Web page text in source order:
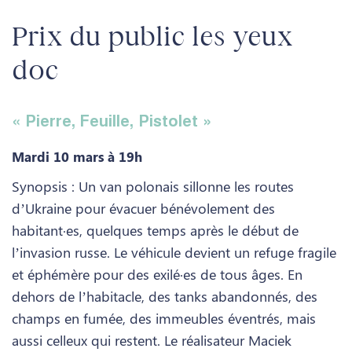
Prix du public les yeux
doc
« Pierre, Feuille, Pistolet »
Mardi 10 mars à 19h
Synopsis : Un van polonais sillonne les routes
d’Ukraine pour évacuer bénévolement des
habitant·es, quelques temps après le début de
l’invasion russe. Le véhicule devient un refuge fragile
et éphémère pour des exilé·es de tous âges. En
dehors de l’habitacle, des tanks abandonnés, des
champs en fumée, des immeubles éventrés, mais
aussi celleux qui restent. Le réalisateur Maciek